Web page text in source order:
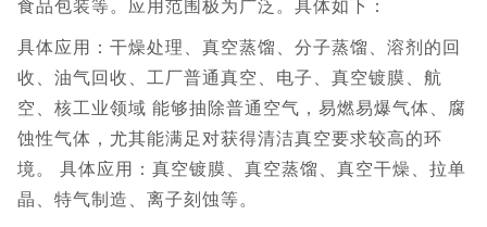
食品包装等。应用范围极为广泛。具体如下：
具体应用：干燥处理、真空蒸馏、分子蒸馏、溶剂的回
收、油气回收、工厂普通真空、电子、真空镀膜、航
空、核工业领域 能够抽除普通空气，易燃易爆气体、腐
蚀性气体，尤其能满足对获得清洁真空要求较高的环
境。 具体应用：真空镀膜、真空蒸馏、真空干燥、拉单
晶、特气制造、离子刻蚀等。